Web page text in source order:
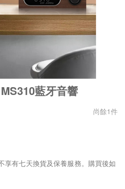
藍牙音響
尚餘1件
享有七天換貨及保養服務。購買後如